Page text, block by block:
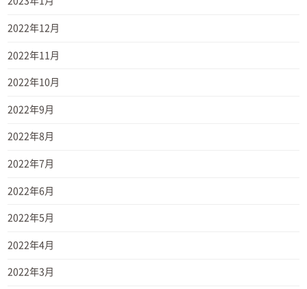
2022年12月
2022年11月
2022年10月
2022年9月
2022年8月
2022年7月
2022年6月
2022年5月
2022年4月
2022年3月